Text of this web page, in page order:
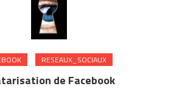
RESEAUX_SOCIAUX
de Facebook